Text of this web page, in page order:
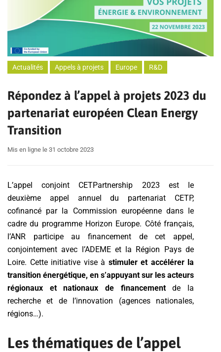
Actualités Appels à projets Europe R&D
Répondez à l’appel à projets 2023 du
partenariat européen Clean Energy
Transition
Mis en ligne le 31 octobre 2023
L’appel conjoint CETPartnership 2023 est le
deuxième appel annuel du partenariat CETP,
cofinancé par la Commission européenne dans le
cadre du programme Horizon Europe. Côté français,
l’ANR participe au financement de cet appel,
conjointement avec l’ADEME et la Région Pays de
Loire. Cette initiative vise à stimuler et accélérer la
transition énergétique, en s’appuyant sur les acteurs
régionaux et nationaux de financementde la
recherche et de l’innovation (agences nationales,
régions…).
Les thématiques de l’appel